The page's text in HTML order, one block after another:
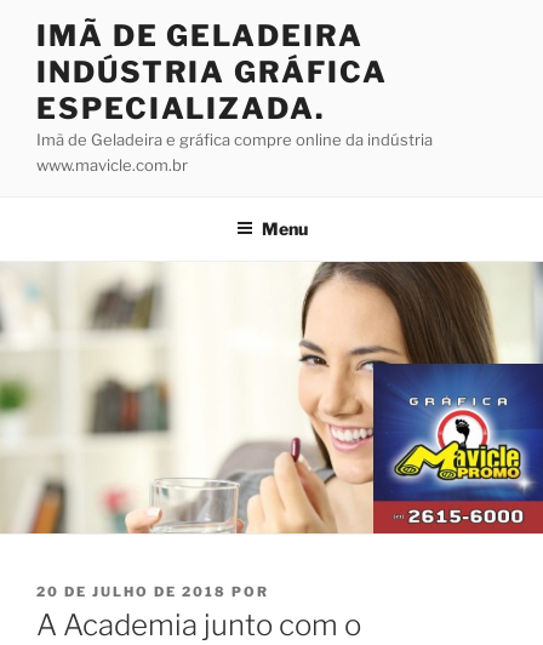
conteúdo
IMÃ DE GELADEIRA
INDÚSTRIA GRÁFICA
ESPECIALIZADA.
Imã de Geladeira e gráfica compre online da indústria
www.mavicle.com.br
Menu
PUBLICADO
EM
20 DE JULHO DE 2018 POR
A Academia junto com o